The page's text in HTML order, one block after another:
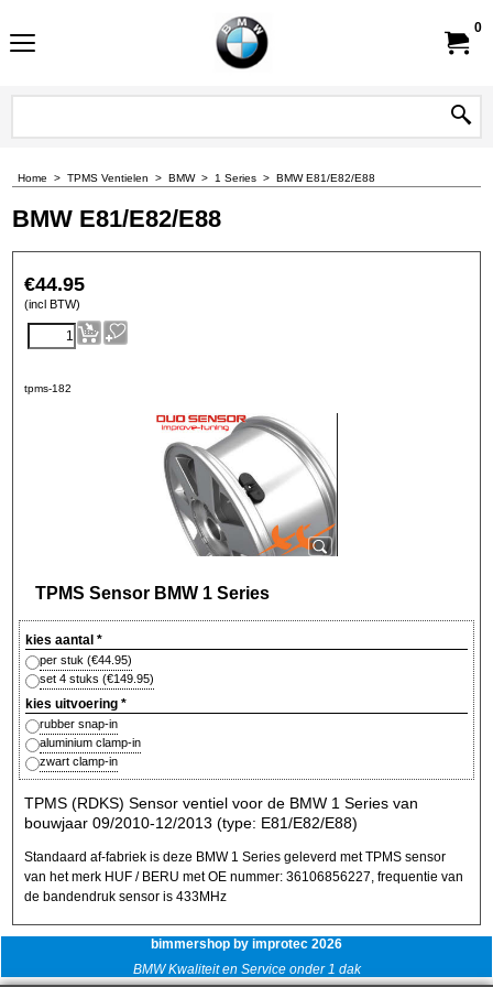
0
Home > TPMS Ventielen > BMW> 1 Series > BMW E81/E82/E88
BMW E81/E82/E88
€44.95
(incl BTW)
tpms-182
TPMS Sensor BMW 1 Series
kies aantal *
per stuk (€44.95)
set 4 stuks (€149.95)
kies uitvoering *
rubber snap-in
aluminium clamp-in
zwart clamp-in
TPMS (RDKS) Sensor ventiel voor de BMW 1 Series van
bouwjaar 09/2010-12/2013 (type: E81/E82/E88)
Standaard af-fabriek is deze BMW 1 Series geleverd met TPMS sensor
van het merk HUF / BERU met OE nummer: 36106856227, frequentie van
de bandendruk sensor is 433MHz
bimmershop by improtec 2026
BMW Kwaliteit en Service onder 1 dak